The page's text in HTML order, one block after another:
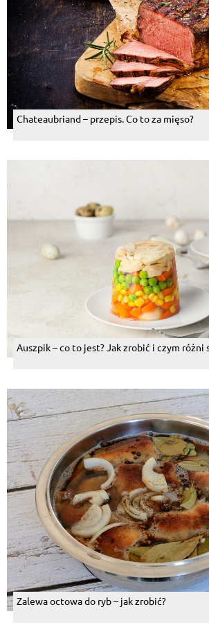
Chateaubriand – przepis. Co to za mięso?
Auszpik – co to jest? Jak zrobić i czym różni
Zalewa octowa do ryb – jak zrobić?